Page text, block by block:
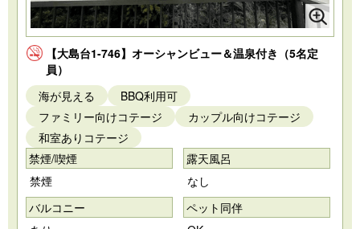
【大島台1-746】オーシャンビュー＆温泉付き（5名定
員）
海が見える
BBQ利用可
ファミリー向けコテージ
カップル向けコテージ
和室ありコテージ
禁煙/喫煙
禁煙
露天風呂
なし
バルコニー
ペット同伴